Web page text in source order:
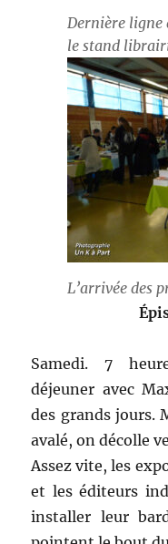
Dernière ligne
le stand
L’arrivée des
Samedi. 7
déjeuner avec
des grands jours.
avalé, on décolle
Assez vite, les
et les éditeurs
installer leur